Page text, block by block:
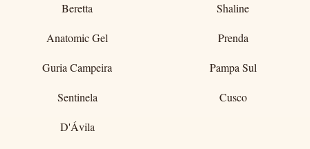
Beretta Shaline
Anatomic Gel Prenda
Guria Campeira Pampa Sul
Sentinela Cusco
D'Ávila